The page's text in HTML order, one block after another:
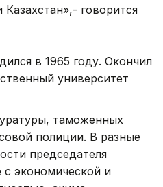
говорится
в 1965 году. Окончил
университет
таможенных
полиции. В разные
председателя
с экономической и